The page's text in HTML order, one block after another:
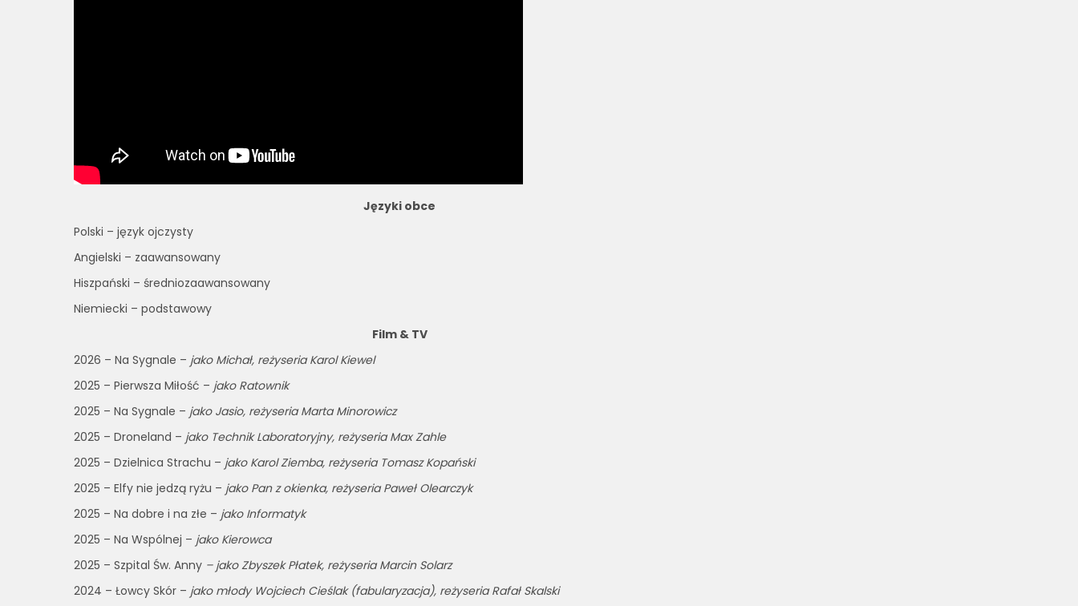
Języki obce
Polski – język ojczysty
Angielski – zaawansowany
Hiszpański – średniozaawansowany
Niemiecki – podstawowy
Film & TV
2026 – Na Sygnale – jako Michał, reżyseria Karol Kiewel
2025 – Pierwsza Miłość – jako Ratownik
2025 – Na Sygnale – jako Jasio, reżyseria Marta Minorowicz
2025 – Droneland – jako Technik Laboratoryjny, reżyseria Max Zahle
2025 – Dzielnica Strachu – jako Karol Ziemba, reżyseria Tomasz Kopański
2025 – Elfy nie jedzą ryżu – jako Pan z okienka, reżyseria Paweł Olearczyk
2025 – Na dobre i na złe – jako Informatyk
2025 – Na Wspólnej – jako Kierowca
2025 – Szpital Św. Anny – jako Zbyszek Płatek, reżyseria Marcin Solarz
2024 – Łowcy Skór – jako młody Wojciech Cieślak (fabularyzacja), reżyseria Rafał Skalski